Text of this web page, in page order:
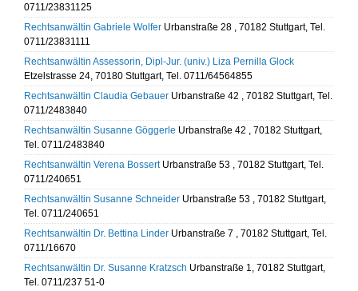
0711/23831125
Rechtsanwältin Gabriele Wolfer Urbanstraße 28 , 70182 Stuttgart, Tel.
0711/23831111
Rechtsanwältin Assessorin, Dipl-Jur. (univ.) Liza Pernilla Glock
Etzelstrasse 24, 70180 Stuttgart, Tel. 0711/64564855
Rechtsanwältin Claudia Gebauer Urbanstraße 42 , 70182 Stuttgart, Tel.
0711/2483840
Rechtsanwältin Susanne Göggerle Urbanstraße 42 , 70182 Stuttgart,
Tel. 0711/2483840
Rechtsanwältin Verena BossertUrbanstraße 53 , 70182 Stuttgart, Tel.
0711/240651
Rechtsanwältin Susanne Schneider Urbanstraße 53 , 70182 Stuttgart,
Tel. 0711/240651
Rechtsanwältin Dr. Bettina Linder Urbanstraße 7 , 70182 Stuttgart, Tel.
0711/16670
Rechtsanwältin Dr. Susanne Kratzsch Urbanstraße 1, 70182 Stuttgart,
Tel. 0711/237 51-0